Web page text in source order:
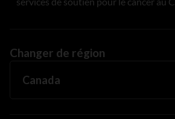
Changer de région